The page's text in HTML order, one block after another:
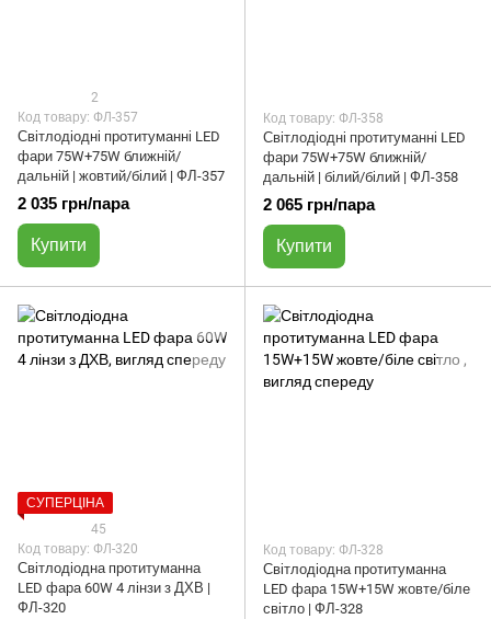
2
Код товару: ФЛ-357
Світлодіодні протитуманні LED
фари 75W+75W ближній/
дальній | жовтий/білий | ФЛ-357
2 035 грн/пара
Купити
Код товару: ФЛ-358
Світлодіодні протитуманні LED
фари 75W+75W ближній/
дальній | білий/білий | ФЛ-358
2 065 грн/пара
Купити
СУПЕРЦІНА
45
Код товару: ФЛ-320
Світлодіодна протитуманна
LED фара 60W 4 лінзи з ДХВ |
ФЛ-320
Код товару: ФЛ-328
Світлодіодна протитуманна
LED фара 15W+15W жовте/біле
світло | ФЛ-328